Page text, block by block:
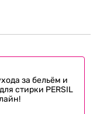
за бельём и
стирки PERSIL